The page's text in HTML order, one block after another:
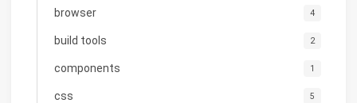
browser 4
build tools 2
components 1
css 5